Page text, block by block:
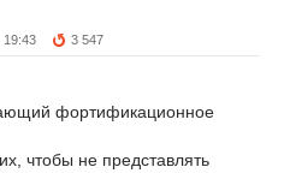
19:43 3 547
фортификационное
чтобы не представлять